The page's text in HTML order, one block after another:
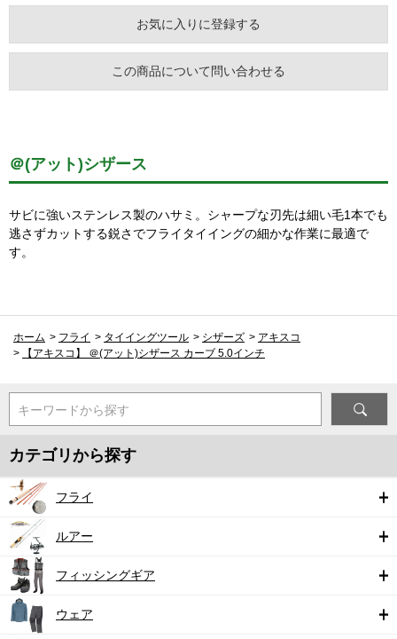
お気に入りに登録する
この商品について問い合わせる
＠(アット)シザース
サビに強いステンレス製のハサミ。シャープな刃先は細い毛1本でも
逃さずカットする鋭さでフライタイイングの細かな作業に最適で
す。
ホーム > フライ > タイイングツール > シザーズ > アキスコ
>
【アキスコ】 ＠(アット)シザース カーブ 5.0インチ
キーワードから探す
カテゴリから探す
フライ
ルアー
フィッシングギア
ウェア